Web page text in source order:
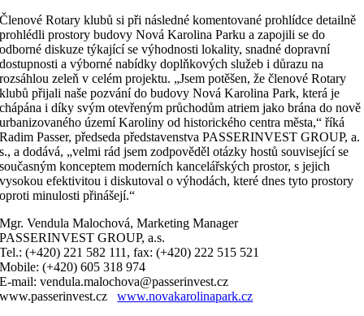
Členové Rotary klubů si při následné komentované prohlídce detailně
prohlédli prostory budovy Nová Karolina Parku a zapojili se do
odborné diskuze týkající se výhodnosti lokality, snadné dopravní
dostupnosti a výborné nabídky doplňkových služeb i důrazu na
rozsáhlou zeleň v celém projektu. „Jsem potěšen, že členové Rotary
klubů přijali naše pozvání do budovy Nová Karolina Park, která je
chápána i díky svým otevřeným průchodům atriem jako brána do nově
urbanizovaného území Karoliny od historického centra města,“ říká
Radim Passer, předseda představenstva PASSERINVEST GROUP, a.
s., a dodává, „velmi rád jsem zodpověděl otázky hostů související se
současným konceptem moderních kancelářských prostor, s jejich
vysokou efektivitou i diskutoval o výhodách, které dnes tyto prostory
oproti minulosti přinášejí.“
Mgr. Vendula Malochová, Marketing Manager
PASSERINVEST GROUP, a.s.
Tel.: (+420) 221 582 111, fax: (+420) 222 515 521
Mobile: (+420) 605 318 974
E-mail: vendula.malochova@passerinvest.cz
www.passerinvest.czwww.novakarolinapark.cz